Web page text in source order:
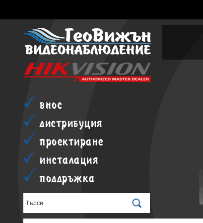
внос
дистрибуция
проектиране
инсталация
поддръжка